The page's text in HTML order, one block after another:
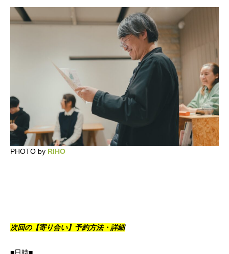
PHOTO by RIHO
次回の【寄り合い】予約方法・詳細
■日時■